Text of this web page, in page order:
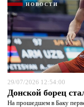
НОВОСТИ
29/07/2026 12:54:00
Донской борец
На прошедшем в Баку